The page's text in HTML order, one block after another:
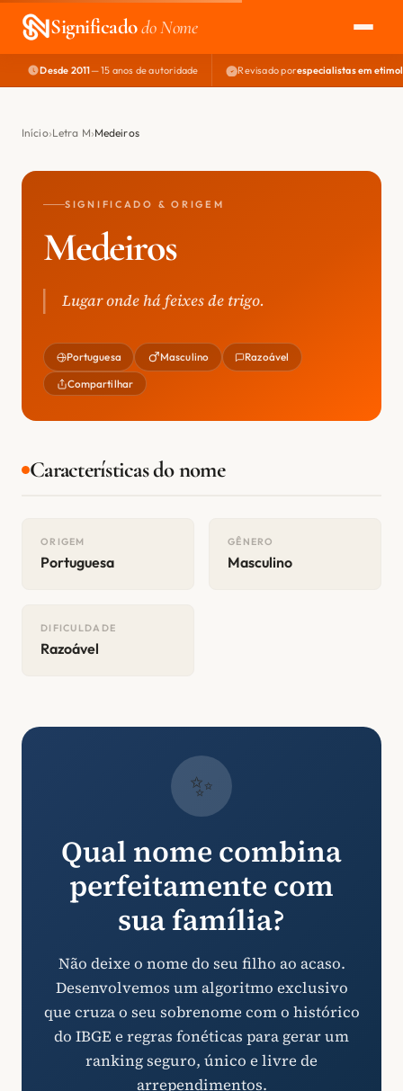
Significadodo Nome
EXPLORAR
NOME PERFEITO
Desde 2011— 15 anos de autoridade Revisado porespecialistas em
Início Letra M Medeiros
SIGNIFICADO & ORIGEM
Medeiros
Lugar onde há feixes de trigo.
Portuguesa Masculino Razoável
Compartilhar
Características do nome
ORIGEM
Portuguesa
GÊNERO
Masculino
DIFICULDADE
Razoável
✨
Qual nome combina
perfeitamente com
sua família?
Não deixe o nome do seu filho ao acaso.
Desenvolvemos um algoritmo exclusivo
que cruza o seu sobrenome com o histórico
do IBGE e regras fonéticas para gerar um
ranking seguro, único e livre de
arrependimentos.